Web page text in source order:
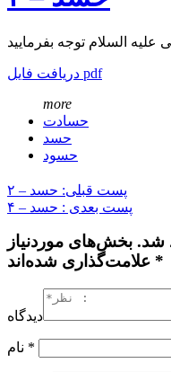
دریافت فایل pdf
more
حسادت
حسد
حسود
پست قبلی: حسد – ۲
پست بعدی : حسد – ۴
شد. بخش‌های موردنیاز
علامت‌گذاری شده‌اند *
دیدگاه
*